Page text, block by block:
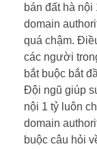
bán đất hà
domain
quá chậm.
các người
bắt buộc bắt
Đội ngũ giúp
nội 1 tỷ luôn
domain
buộc câu hỏi